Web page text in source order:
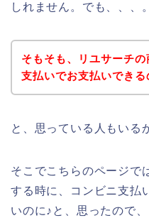
しれません。でも、、、。
そもそも、リユサーチ
支払いでお支払いできる
と、思っている人もいる
そこでこちらのページで
する時に、コンビニ支払
いのに♪と、思ったので